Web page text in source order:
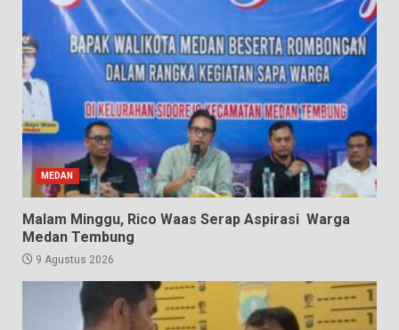
MEDAN
Malam Minggu, Rico Waas Serap Aspirasi Warga
Medan Tembung
9 Agustus 2026